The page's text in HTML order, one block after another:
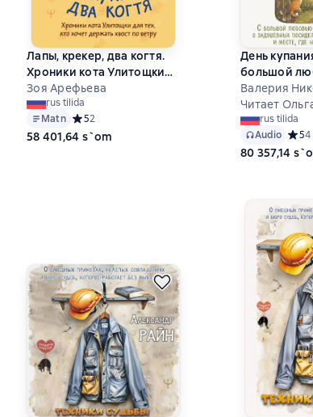
6 оценок
Лапы, крекер, два когтя.
Хроники кота Улитощки
для тех, кто хочет
держать хвост по ветру
Зоя Арефьева
rus tilida
Matn Средний рейтинг 5 на основе 2 оценок
52
58 401,64 s`om
День
большой
маленькой
задушевных
котах-
месте, где
лето
Валерия
Читает
rus tilida
Audio
54
80 357,14